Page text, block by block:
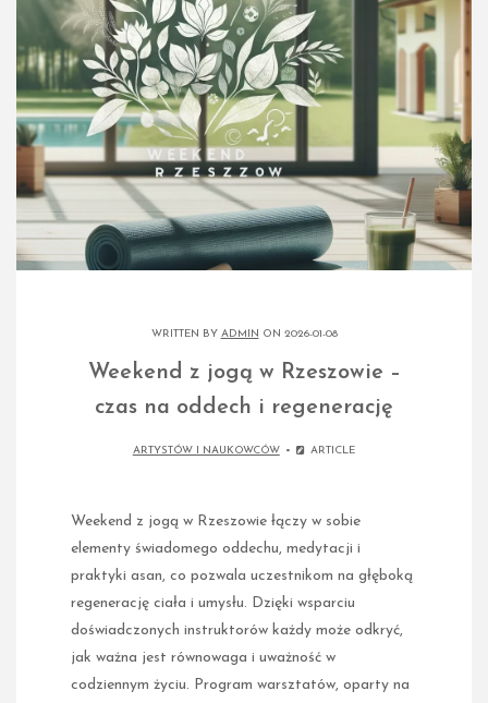
WRITTEN BY ADMIN ON 2026-01-08
Weekend z jogą w Rzeszowie –
czas na oddech i regenerację
ARTYSTÓW I NAUKOWCÓW ARTICLE
Weekend z jogą w Rzeszowie łączy w sobie
elementy świadomego oddechu, medytacji i
praktyki asan, co pozwala uczestnikom na głęboką
regenerację ciała i umysłu. Dzięki wsparciu
doświadczonych instruktorów każdy może odkryć,
jak ważna jest równowaga i uważność w
codziennym życiu. Program warsztatów, oparty na